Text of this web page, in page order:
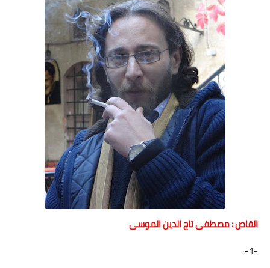
حوارات
فنون
شخصيات
ذاكرة كوباني
مواهب جديدة
منوعات
على مقام سبا
فيديوهات
القاص : مصطفى تاج الدين الموسى
-1-